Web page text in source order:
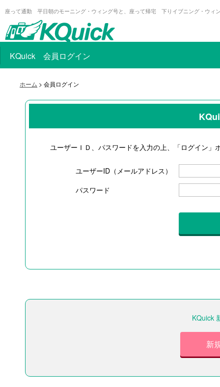
座って通勤 平日朝のモーニング・ウィング号と、座って帰宅 下りイブニング・ウィ
KQuick 会員ログイン
ホーム > 会員ログイン
ユーザーＩＤ、パスワードを入力の上、「ログイン」
ユーザーID（メールアドレス）
パスワード
KQuick
新